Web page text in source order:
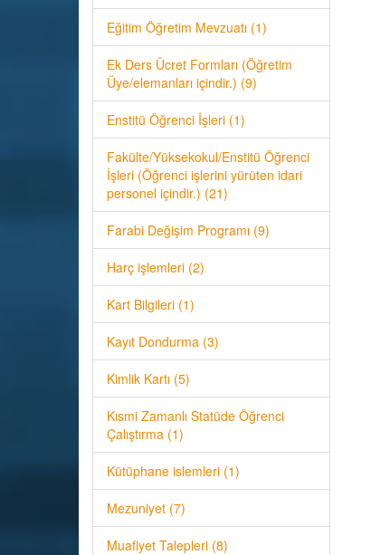
Eğitim Öğretim Mevzuatı (1)
Ek Ders Ücret Formları (Öğretim
Üye/elemanları içindir.) (9)
Enstitü Öğrenci İşleri (1)
Fakülte/Yüksekokul/Enstitü Öğrenci
İşleri (Öğrenci işlerini yürüten idari
personel içindir.) (21)
Farabi Değişim Programı (9)
Harç işlemleri (2)
Kart Bilgileri (1)
Kayıt Dondurma (3)
Kimlik Kartı (5)
Kısmi Zamanlı Statüde Öğrenci
Çalıştırma (1)
Kütüphane islemleri (1)
Mezuniyet (7)
Muafiyet Talepleri (8)